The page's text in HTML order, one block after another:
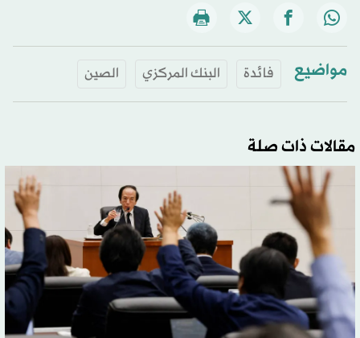
مواضيع فائدة البنك المركزي الصين
مقالات ذات صلة